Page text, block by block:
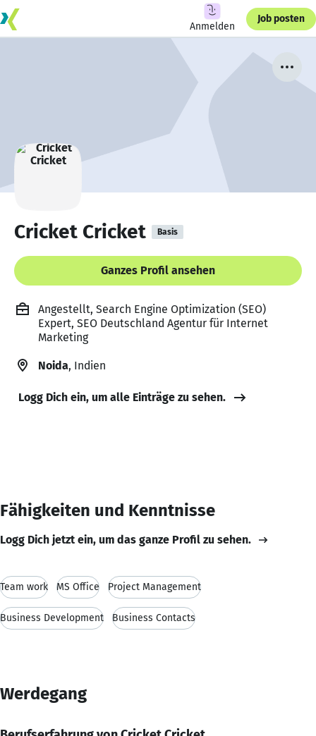
Anmelden
Job posten
Cricket Cricket Basis
Ganzes Profil ansehen
Angestellt, Search Engine Optimization (SEO)
Expert, SEO Deutschland Agentur für Internet
Marketing
Noida, Indien
Logg Dich ein, um alle Einträge zu sehen.
Fähigkeiten und Kenntnisse
Logg Dich jetzt ein, um das ganze Profil zu sehen.
Team work MS Office Project Management
Business Development Business Contacts
Werdegang